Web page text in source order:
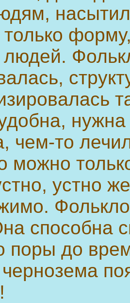
людей.
чем-то
можно
устно
способна
поры до
чернозема